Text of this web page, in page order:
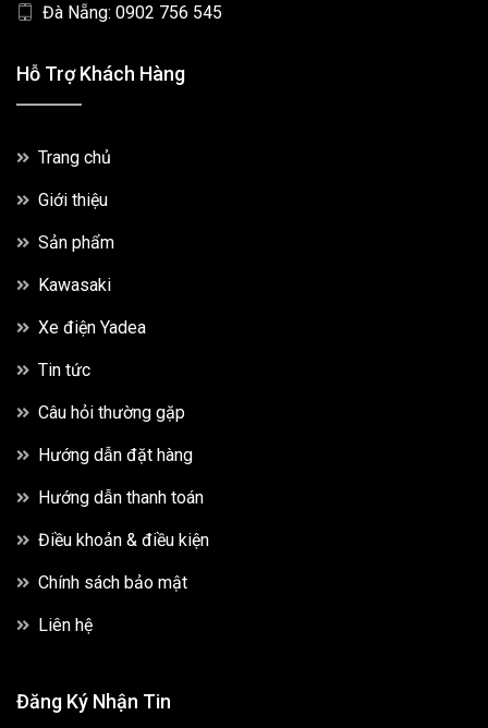
Đà Nẵng: 0902 756 545
Hỗ Trợ Khách Hàng
Trang chủ
Giới thiệu
Sản phẩm
Kawasaki
Xe điện Yadea
Tin tức
Câu hỏi thường gặp
Hướng dẫn đặt hàng
Hướng dẫn thanh toán
Điều khoản & điều kiện
Chính sách bảo mật
Liên hệ
Đăng Ký Nhận Tin